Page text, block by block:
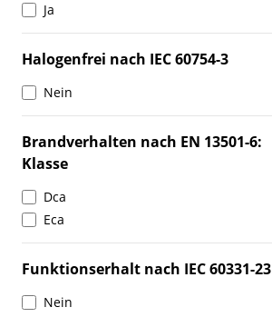
Ja
Halogenfrei nach IEC 60754-3
Nein
Brandverhalten nach EN 13501-6:
Klasse
Dca
Eca
Funktionserhalt nach IEC 60331-23
Nein